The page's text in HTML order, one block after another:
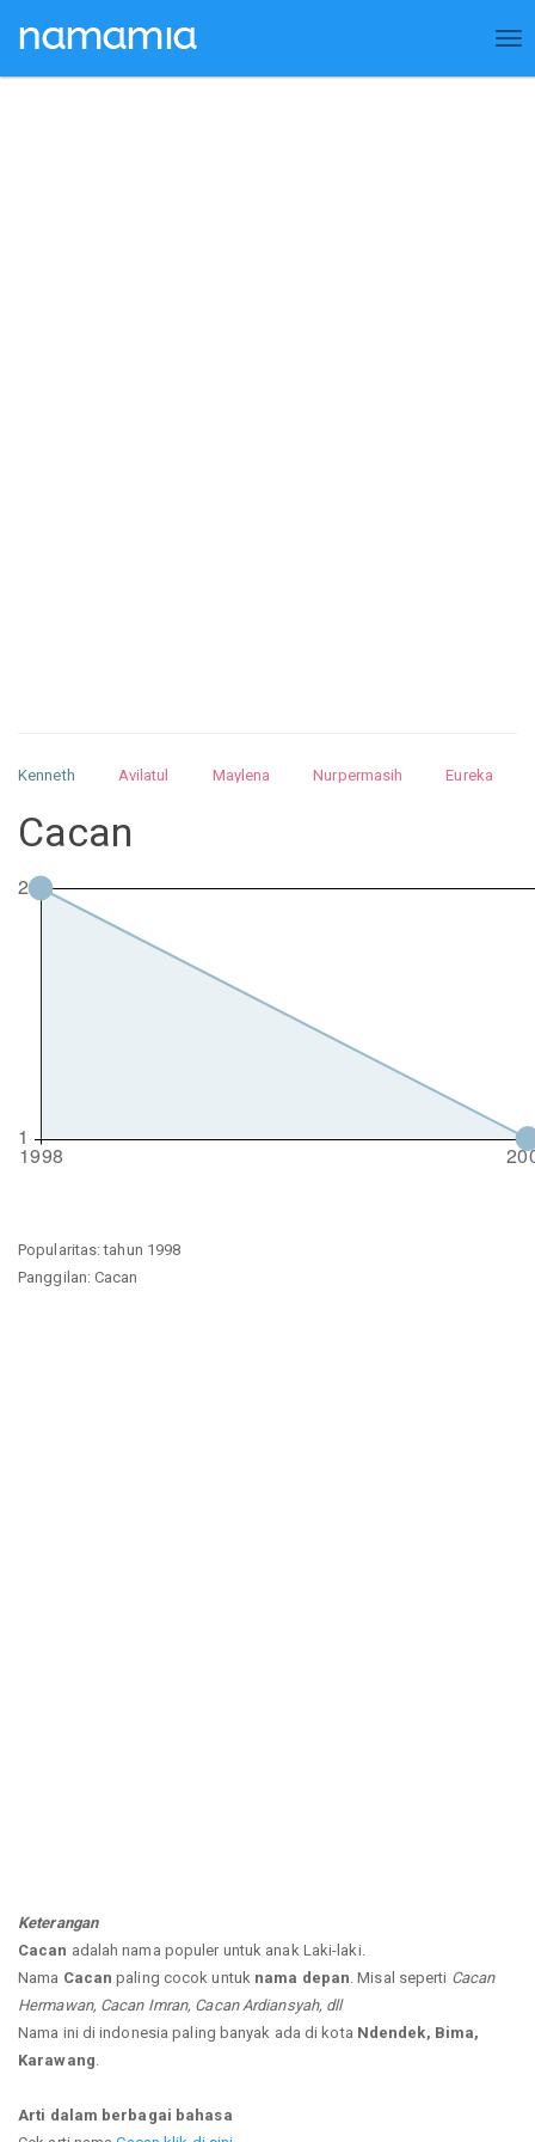
Kenneth Avilatul Maylena Nurpermasih
Eureka
Nurhilman
Pathin
Cacan
Popularitas: tahun 1998
Panggilan: Cacan
Keterangan
Cacan adalah nama populer untuk anak Laki-laki.
Nama Cacan paling cocok untuk nama depan . Misal seperti Cacan
Hermawan, Cacan Imran, Cacan Ardiansyah, dll
Nama ini di indonesia paling banyak ada di kota Ndendek, Bima,
Karawang
Arti dalam berbagai bahasa